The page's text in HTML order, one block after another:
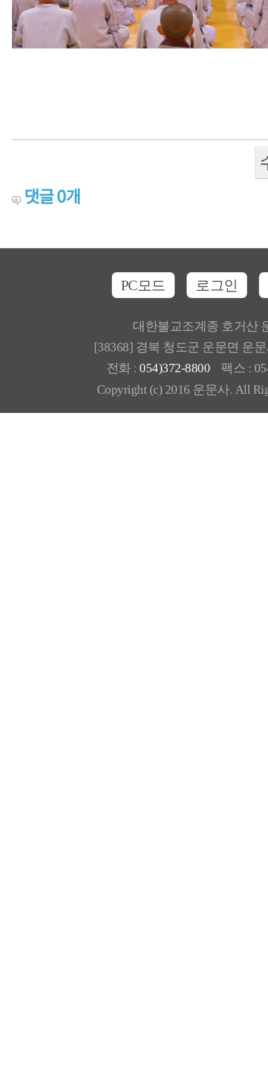
댓글0개
PC모드 로그인
대한불교조계종 호거산
[38368] 경북 청도군 운문면 운
전화 : 054)372-8800 팩스 :
Copyright (c) 2016 운문사. All